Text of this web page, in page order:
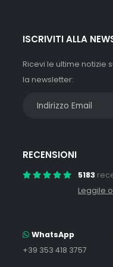
ISCRIVITI ALLA
Ricevi le ultime notizie
la newsletter:
RECENSIONI
5183
Leggile
WhatsApp
+39 353 418 3757